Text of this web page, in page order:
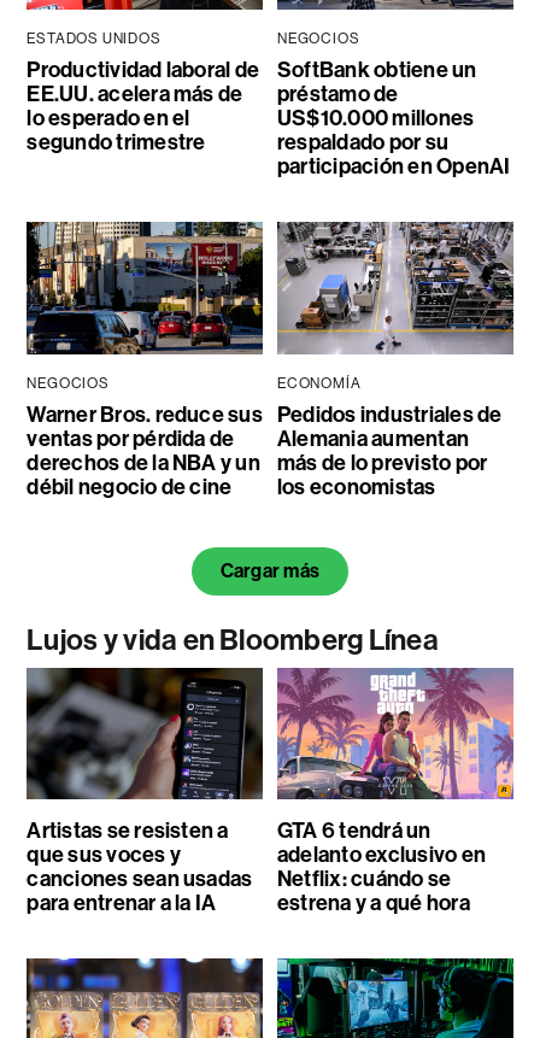
ESTADOS UNIDOS
Productividad laboral de
EE.UU. acelera más de
lo esperado en el
segundo trimestre
NEGOCIOS
SoftBank obtiene un
préstamo de
US$10.000 millones
respaldado por su
participación en OpenAI
NEGOCIOS
Warner Bros. reduce sus
ventas por pérdida de
derechos de la NBA y un
débil negocio de cine
ECONOMÍA
Pedidos industriales de
Alemania aumentan
más de lo previsto por
los economistas
Cargar más
Lujos y vida en Bloomberg Línea
Artistas se resisten a
que sus voces y
canciones sean usadas
para entrenar a la IA
GTA 6 tendrá un
adelanto exclusivo en
Netflix: cuándo se
estrena y a qué hora